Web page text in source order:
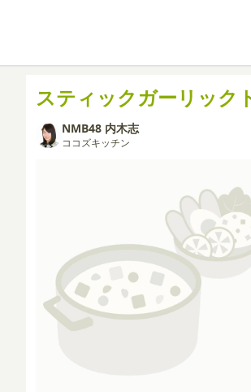
スティックガーリック
NMB48 内木志
ココズキッチン